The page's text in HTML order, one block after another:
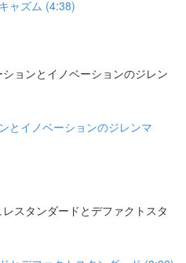
ャズム (4:38)
ョンとイノベーションのジレン
とイノベーションのジレンマ
タンダードとデファクトスタ